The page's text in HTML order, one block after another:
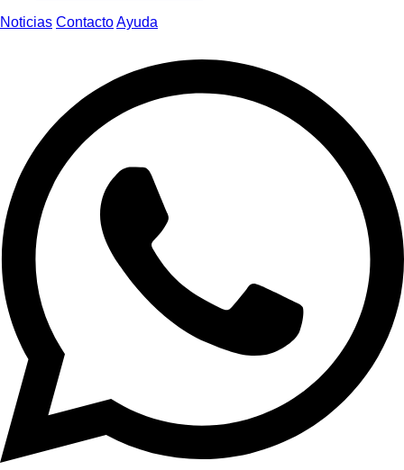
Noticias ContactoAyuda